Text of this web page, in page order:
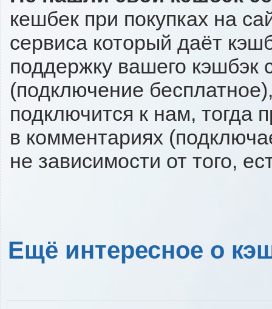
кешбек при покупках на
сервиса который даёт
поддержку вашего кэшбэк
(подключение
подключится к нам, тогда
в комментариях
не зависимости от того,
Ещё интересное о